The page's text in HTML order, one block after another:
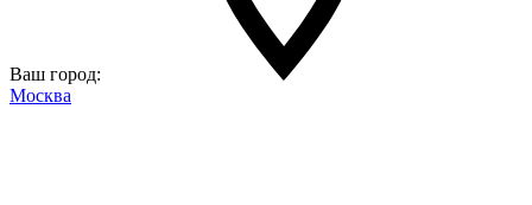
Ваш город:
Москва